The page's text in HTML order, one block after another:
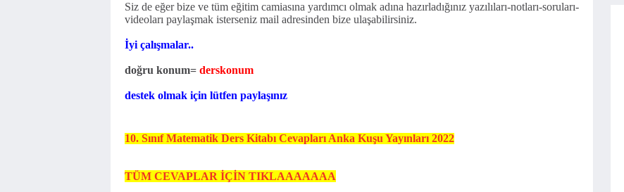
Siz de eğer bize ve tüm eğitim camiasına yardımcı olmak adına hazırladığınız yazılıları-notları-soruları-
videoları paylaşmak isterseniz mail adresinden bize ulaşabilirsiniz.
İyi çalışmalar..
doğru konum= derskonum
destek olmak için lütfen paylaşınız
10. Sınıf Matematik Ders Kitabı Cevapları Anka Kuşu Yayınları 2022
TÜM CEVAPLAR İÇİN TIKLAAAAAAA